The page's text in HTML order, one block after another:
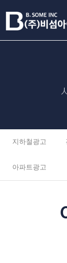
지하철광고
아파트광고